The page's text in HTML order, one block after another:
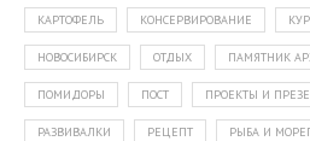
КАРТОФЕЛЬ КОНСЕРВИРОВАНИЕ
НОВОСИБИРСК ОТДЫХ ПАМЯТНИК
ПОМИДОРЫ ПОСТ ПРОЕКТЫ И
РАЗВИВАЛКИ РЕЦЕПТ РЫБА И